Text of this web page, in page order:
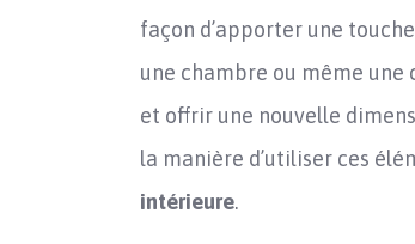
façon d’apporter une
une chambre ou même
et offrir une nouvelle
la manière d’utiliser ces
intérieure.